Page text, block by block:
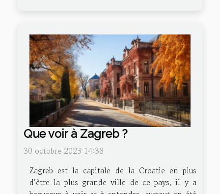
Que voir à Zagreb ?
30 octobre 2023 14:38
Zagreb est la capitale de la Croatie en plus
d’être la plus grande ville de ce pays, il y a